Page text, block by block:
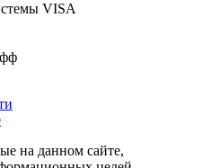
на данном сайте,